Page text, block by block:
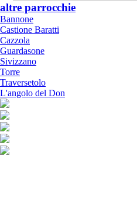
altre parrocchie
Bannone
Castione Baratti
Cazzola
Guardasone
Sivizzano
Torre
Traversetolo
L'angolo del Don